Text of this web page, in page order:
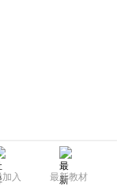
入
最新教材